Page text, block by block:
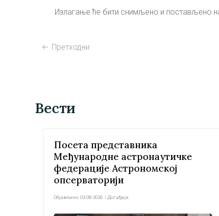
Излагање ће бити снимљено и постављено
Претходни
Вести
Посета представника
Међународне астронаутичке
федерације Астрономској
опсерваторији
Објављено:03-08-2026 / Догађаји